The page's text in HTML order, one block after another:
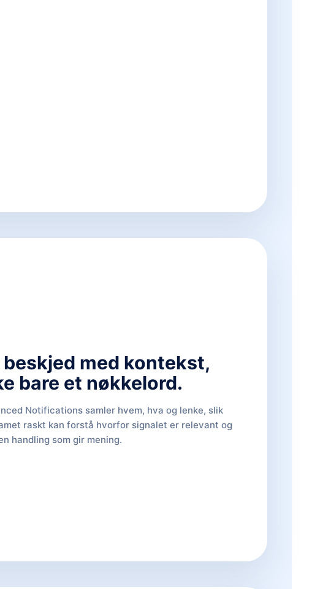
beskjed med kontekst,
bare et nøkkelord.
Notifications samler hvem, hva og lenke, slik
raskt kan forstå hvorfor signalet er relevant og
handling som gir mening.